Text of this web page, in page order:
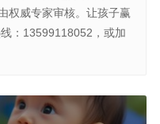
权威专家审核。让孩子赢
：13599118052，或加